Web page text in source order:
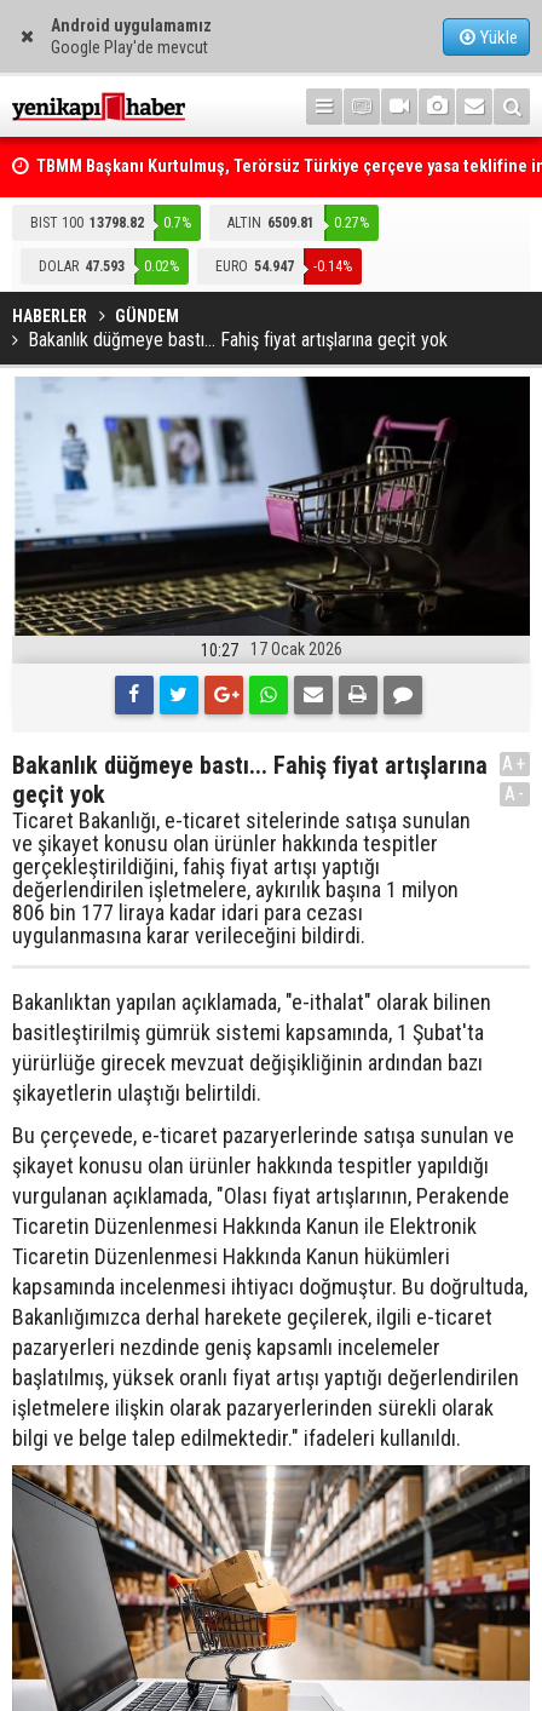
Android uygulamamız
Google Play'de mevcut
Yükle
attı
Telefonla arayıp "RTÜK'ten geliyoruz" dediler: Medyayı hedef alan
akılalmaz tuzak ifşa oldu
BIST 100 13798.82 0.7% ALTIN 6509.81 0.27%
DOLAR 47.593 0.02% EURO 54.947 -0.14%
HABERLER GÜNDEM
Bakanlık düğmeye bastı... Fahiş fiyat artışlarına geçit yok
10:27 17 Ocak 2026
Bakanlık düğmeye bastı... Fahiş fiyat artışlarına
geçit yok
Ticaret Bakanlığı, e-ticaret sitelerinde satışa sunulan
ve şikayet konusu olan ürünler hakkında tespitler
gerçekleştirildiğini, fahiş fiyat artışı yaptığı
değerlendirilen işletmelere, aykırılık başına 1 milyon
806 bin 177 liraya kadar idari para cezası
uygulanmasına karar verileceğini bildirdi.
A+
A-
Bakanlıktan yapılan açıklamada, "e-ithalat" olarak bilinen
basitleştirilmiş gümrük sistemi kapsamında, 1 Şubat'ta
yürürlüğe girecek mevzuat değişikliğinin ardından bazı
şikayetlerin ulaştığı belirtildi.
Bu çerçevede, e-ticaret pazaryerlerinde satışa sunulan ve
şikayet konusu olan ürünler hakkında tespitler yapıldığı
vurgulanan açıklamada, "Olası fiyat artışlarının, Perakende
Ticaretin Düzenlenmesi Hakkında Kanun ile Elektronik
Ticaretin Düzenlenmesi Hakkında Kanun hükümleri
kapsamında incelenmesi ihtiyacı doğmuştur. Bu doğrultuda,
Bakanlığımızca derhal harekete geçilerek, ilgili e-ticaret
pazaryerleri nezdinde geniş kapsamlı incelemeler
başlatılmış, yüksek oranlı fiyat artışı yaptığı değerlendirilen
işletmelere ilişkin olarak pazaryerlerinden sürekli olarak
bilgi ve belge talep edilmektedir." ifadeleri kullanıldı.